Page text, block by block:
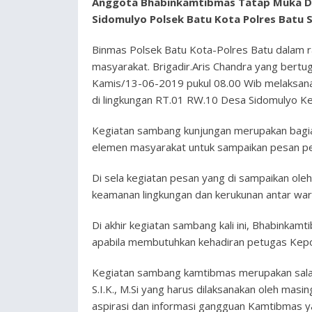
Sidomulyo Polsek Batu Kota Polres Batu
Binmas Polsek Batu Kota-Polres Batu dalam
masyarakat. Brigadir.Aris Chandra yang
Kamis/13-06-2019 pukul 08.00 Wib
di lingkungan RT.01 RW.10 Desa Sidomulyo
Kegiatan sambang kunjungan merupakan
elemen masyarakat untuk sampaikan pesan
Di sela kegiatan pesan yang di sampaikan
keamanan lingkungan dan kerukunan antar
Di akhir kegiatan sambang kali ini,
apabila membutuhkan kehadiran petugas
Kegiatan sambang kamtibmas merupakan
S.I.K., M.Si yang harus dilaksanakan oleh
aspirasi dan informasi gangguan Kamtibmas